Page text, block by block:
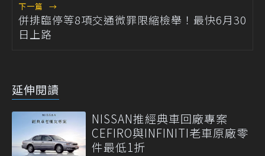
下一篇 →
併排臨停等8項交通微罪限縮檢舉！最快6月30
日上路
延伸閱讀
NISSAN推經典車回廠專案
CEFIRO與INFINITI老車原廠零
件最低1折